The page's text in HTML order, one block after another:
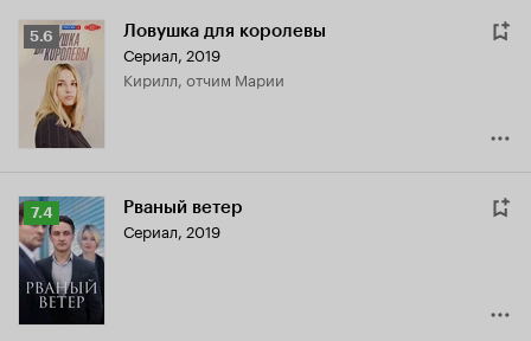
Рейтинг
Кинопоиска
5.6
5.6 Ловушка для королевы
Сериал, 2019
Кирилл, отчим Марии
Рейтинг
Кинопоиска
7.4
7.4 Рваный ветер
Сериал, 2019